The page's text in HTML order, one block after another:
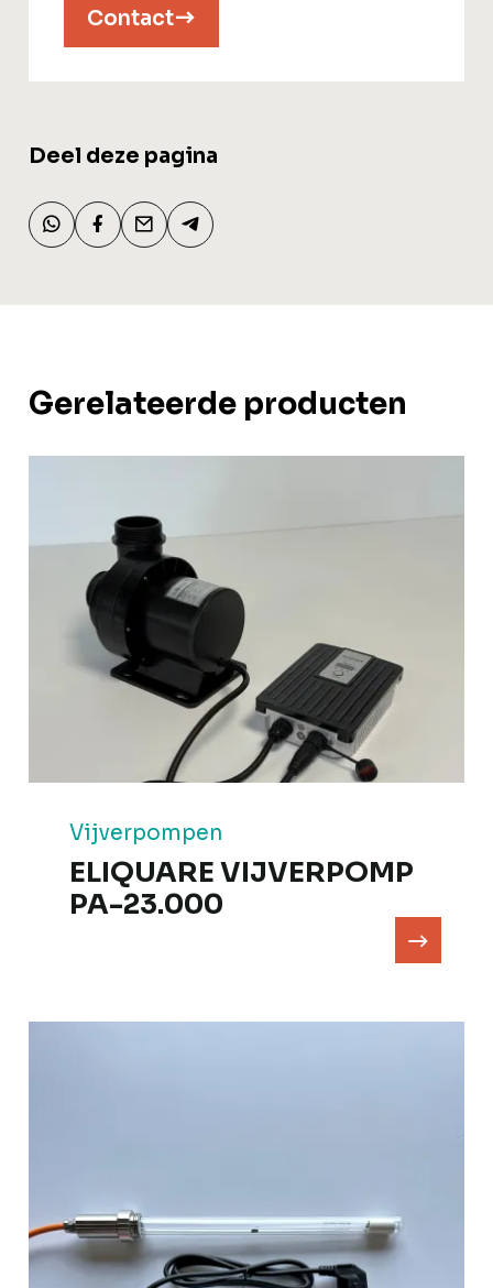
Contact
Deel deze pagina
Gerelateerde producten
Vijverpompen
ELIQUARE VIJVERPOMP
PA-23.000